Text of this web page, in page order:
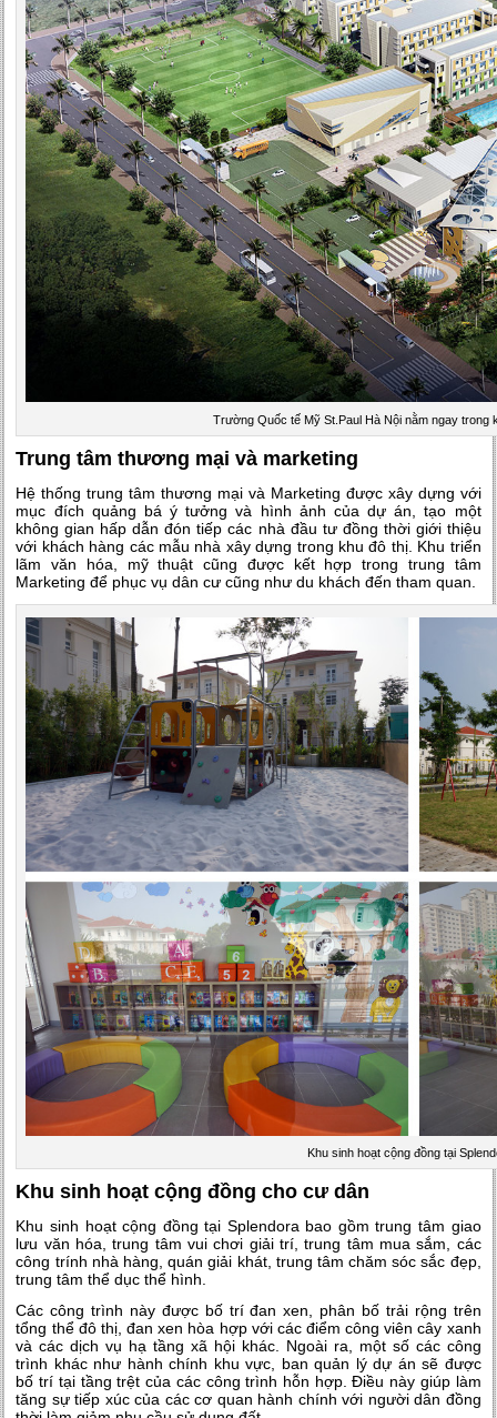
Trường Quốc tế Mỹ St.Paul Hà Nội nằm ngay trong
Trung tâm thương mại và marketing
Hệ thống trung tâm thương mại và Marketing được xây dựng với
mục đích quảng bá ý tưởng và hình ảnh của dự án, tạo một
không gian hấp dẫn đón tiếp các nhà đầu tư đồng thời giới thiệu
với khách hàng các mẫu nhà xây dựng trong khu đô thị. Khu triển
lãm văn hóa, mỹ thuật cũng được kết hợp trong trung tâm
Marketing để phục vụ dân cư cũng như du khách đến tham quan.
Khu sinh hoạt cộng đồng tại
Khu sinh hoạt cộng đồng cho cư dân
Khu sinh hoạt cộng đồng tại Splendora bao gồm trung tâm giao
lưu văn hóa, trung tâm vui chơi giải trí, trung tâm mua sắm, các
công trính nhà hàng, quán giải khát, trung tâm chăm sóc sắc đẹp,
trung tâm thể dục thể hình.
Các công trình này được bố trí đan xen, phân bố trải rộng trên
tổng thể đô thị, đan xen hòa hợp với các điểm công viên cây xanh
và các dịch vụ hạ tầng xã hội khác. Ngoài ra, một số các công
trình khác như hành chính khu vực, ban quản lý dự án sẽ được
bố trí tại tầng trệt của các công trình hỗn hợp. Điều này giúp làm
tăng sự tiếp xúc của các cơ quan hành chính với người dân đồng